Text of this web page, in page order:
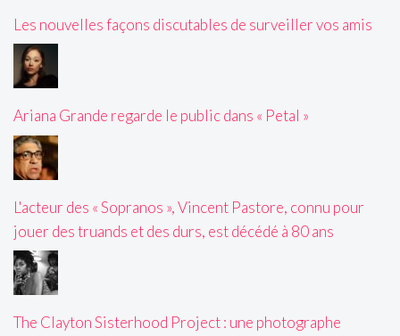
Les nouvelles façons discutables de surveiller vos amis
Ariana Grande regarde le public dans « Petal »
L'acteur des « Sopranos », Vincent Pastore, connu pour
jouer des truands et des durs, est décédé à 80 ans
The Clayton Sisterhood Project : une photographe